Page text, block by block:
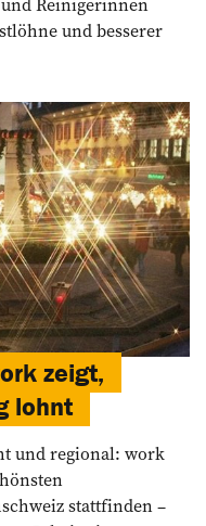
und besserer
zeigt,
lohnt
und ­regional: work
stattfinden –